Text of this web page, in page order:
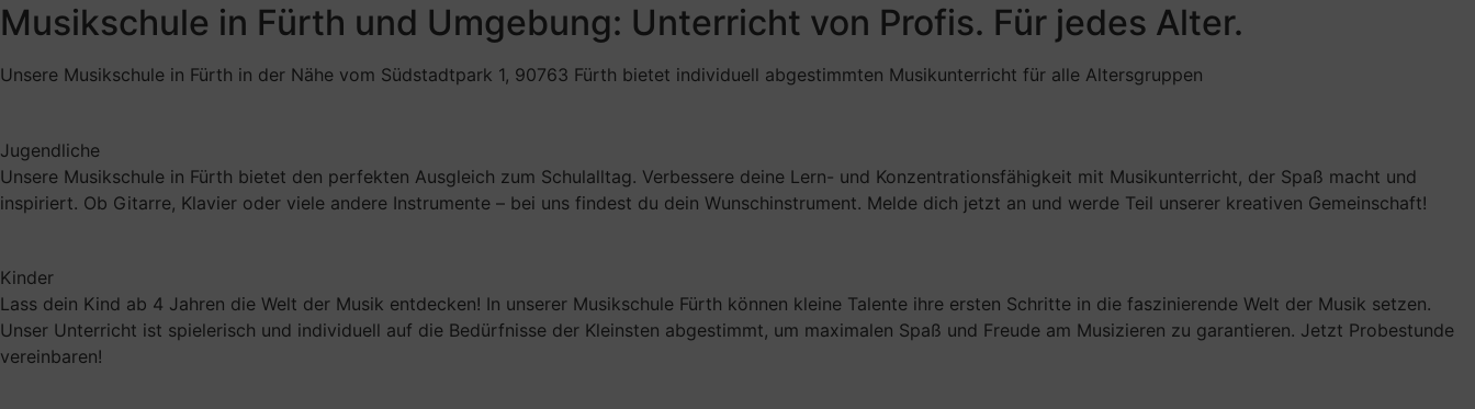
Musikschule in Fürth und Umgebung: Unterricht von Profis. Für jedes Alter.
Unsere Musikschule in Fürth in der Nähe vom Südstadtpark 1, 90763 Fürth bietet individuell abgestimmten Musikunterricht für alle Altersgruppen
Jugendliche
Unsere Musikschule in Fürth bietet den perfekten Ausgleich zum Schulalltag. Verbessere deine Lern- und Konzentrationsfähigkeit mit Musikunterricht, der Spaß macht und
inspiriert. Ob Gitarre, Klavier oder viele andere Instrumente – bei uns findest du dein Wunschinstrument. Melde dich jetzt an und werde Teil unserer kreativen Gemeinschaft!
Kinder
Lass dein Kind ab 4 Jahren die Welt der Musik entdecken! In unserer Musikschule Fürth können kleine Talente ihre ersten Schritte in die faszinierende Welt der Musik setzen.
Unser Unterricht ist spielerisch und individuell auf die Bedürfnisse der Kleinsten abgestimmt, um maximalen Spaß und Freude am Musizieren zu garantieren. Jetzt Probestunde
vereinbaren!